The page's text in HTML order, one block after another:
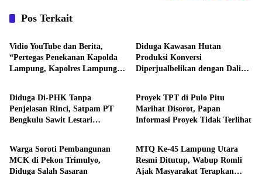
Pos Terkait
Daerah
Vidio YouTube dan Berita,
“Pertegas Penekanan Kapolda
Lampung, Kapolres Lampung
Perselingkuhan”
Diduga Kawasan Hutan
Produksi Konversi
Diperjualbelikan dengan Dalih
Daerah
Diduga Di-PHK Tanpa
Penjelasan Rinci, Satpam PT
Bengkulu Sawit Lestari
Daerah
Proyek TPT di Pulo Pitu
Marihat Disorot, Papan
Informasi Proyek Tidak Terlihat
Daerah
Warga Soroti Pembangunan
MCK di Pekon Trimulyo,
Diduga Salah Sasaran
Daerah
MTQ Ke-45 Lampung Utara
Resmi Ditutup, Wabup Romli
Ajak Masyarakat Terapkan